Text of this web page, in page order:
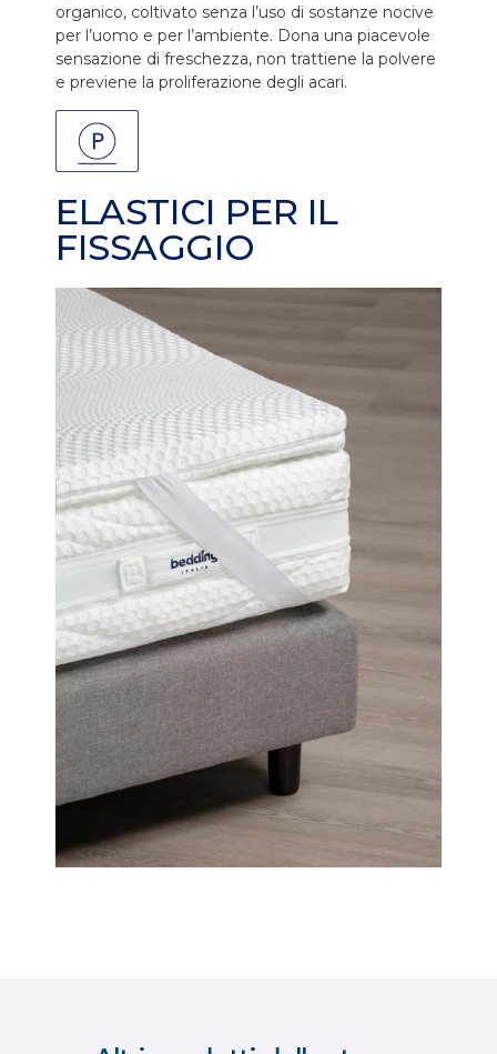
organico, coltivato senza l’uso di sostanze nocive
per l’uomo e per l’ambiente. Dona una piacevole
sensazione di freschezza, non trattiene la polvere
e previene la proliferazione degli acari.
ELASTICI PER IL
FISSAGGIO